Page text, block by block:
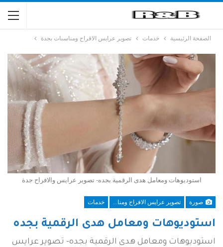
الصفحة الرئيسية خدمات تصوير عرايس الافراح ومناسبات بجدة
استوديوهات ومعامل هدى الرقمية بجده- تصوير عرايس والافراح جدة
صورة خدمات
استوديوهات ومعامل هدى الرقمية بجده
استوديوهات ومعامل هدى الرقمية بجده- تصوير عرايس